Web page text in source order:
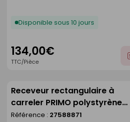
Disponible sous 10 jours
134,00€
TTC/Pièce
Receveur rectangulaire à
carreler PRIMO polystyrène
extrudé centré haut.4cm
Référence : 27588871